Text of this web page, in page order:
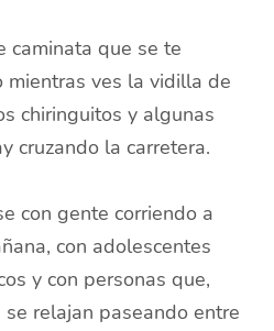
caminata que se te
mientras ves la vidilla de
chiringuitos y algunas
cruzando la carretera.
con gente corriendo a
con adolescentes
y con personas que,
relajan paseando entre